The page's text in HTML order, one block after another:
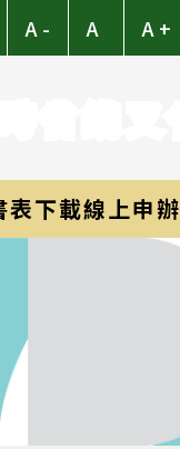
A - A A +
表下載線上申辦